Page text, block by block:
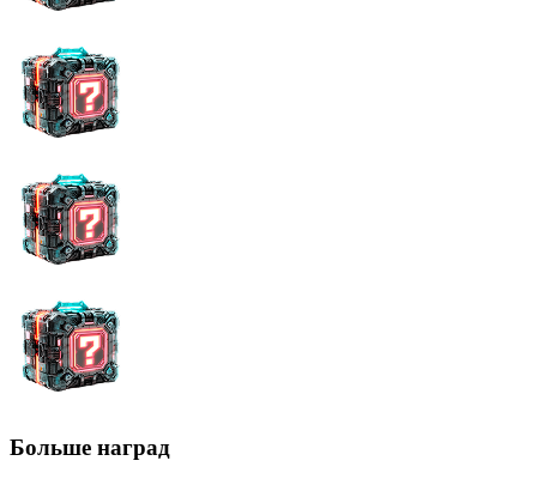
Больше наград